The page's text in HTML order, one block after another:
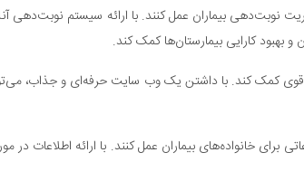
نوبت‌دهی بیماران عمل کنند. با ارائه سیستم نوبت‌دهی
بهبود کارایی بیمارستان‌ها کمک کند.
کند. با داشتن یک وب سایت حرفه‌ای و جذاب،
برای خانواده‌های بیماران عمل کنند. با ارائه اطلاعات